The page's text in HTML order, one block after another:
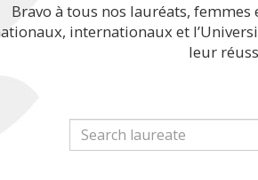
Bravo à tous nos lauréats,
internationaux et
leur